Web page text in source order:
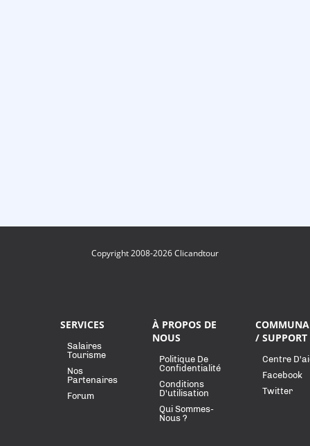
Copyright 2008-2026 Clicandtour
SERVICES
Salaires
Tourisme
Nos
Partenaires
Forum
À PROPOS DE
NOUS
Politique De
Confidentialité
Conditions
D'utilisation
Qui Sommes-
Nous ?
/ SUPPORT
Centre
Facebook
Twitter